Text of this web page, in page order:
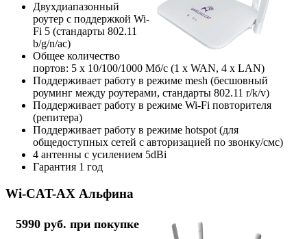
Двухдиапазонный
роутер с поддержкой Wi-
Fi 5 (стандарты 802.11
b/g/n/ac)
Общее количество
портов: 5 х 10/100/1000 Мб/с (1 x WAN, 4 x LAN)
Поддерживает работу в режиме mesh (бесшовный
роуминг между роутерами, стандарты 802.11 r/k/v)
Поддерживает работу в режиме Wi-Fi повторителя
(репитера)
Поддерживает работу в режиме hotspot (для
общедоступных сетей с авторизацией по звонку/смс)
4 антенны с усилением 5dBi
Гарантия 1 год
Wi-CAT-AX Альфина
5990 руб. при покупке